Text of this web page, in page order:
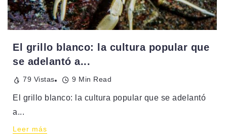
El grillo blanco: la cultura popular que
se adelantó a...
79 Vistas 9 Min Read
El grillo blanco: la cultura popular que se adelantó
a...
Leer más